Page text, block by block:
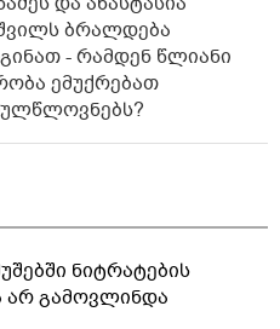
ბრალდება
- რამდენ წლიანი
ემუქრებათ
ნიტრატების
არ გამოვლინდა